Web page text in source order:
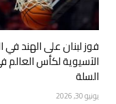
فوز لبنان على الهند في
الآسيوية لكأس العالم
السلة
يونيو 30, 2026